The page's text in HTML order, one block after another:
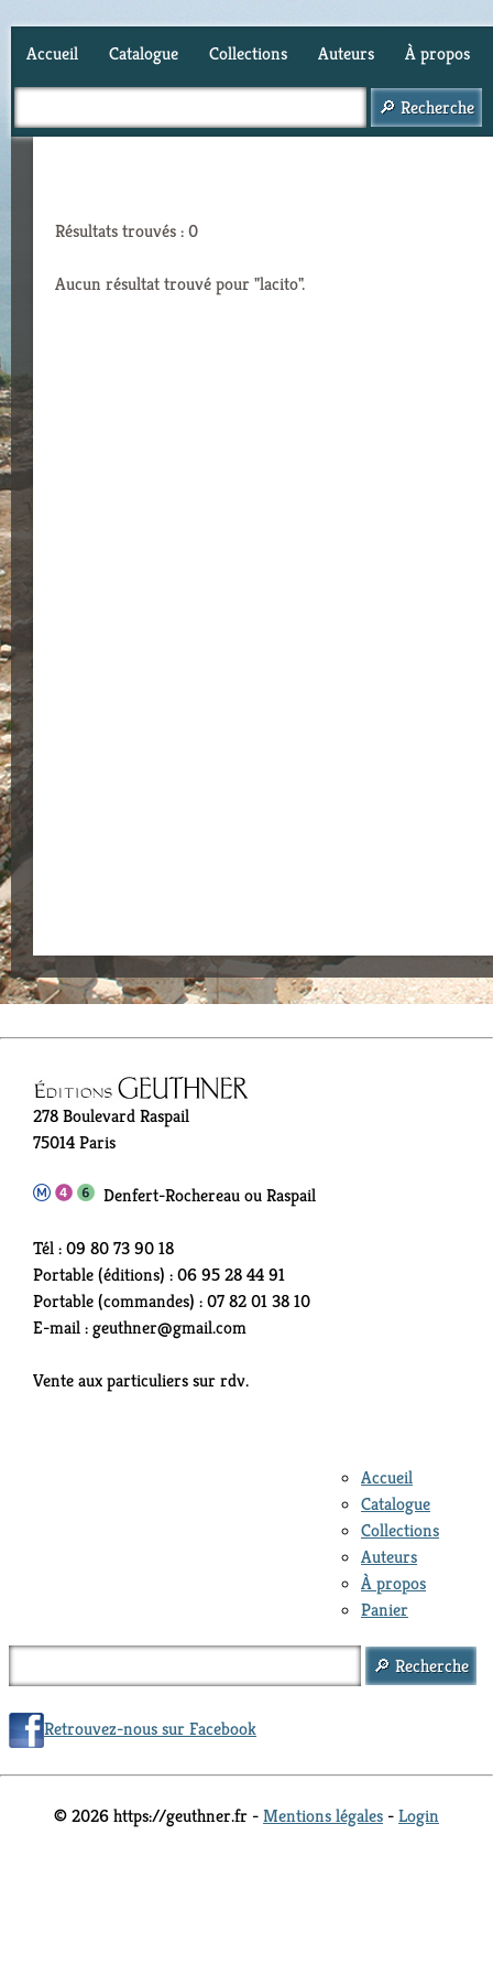
Accueil Catalogue Collections Auteurs À propos
Résultats trouvés : 0
Aucun résultat trouvé pour "lacito".
278 Boulevard Raspail
75014 Paris
Denfert-Rochereau ou Raspail
Tél : 09 80 73 90 18
Portable (éditions) : 06 95 28 44 91
Portable (commandes) : 07 82 01 38 10
E-mail : geuthner@gmail.com
Vente aux particuliers sur rdv.
Accueil
Catalogue
Collections
Auteurs
À propos
Panier
Retrouvez-nous sur Facebook
© 2026 https://geuthner.fr -Mentions légales -Login